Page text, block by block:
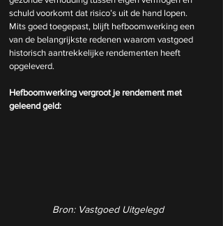
schuld voorkomt dat risico’s uit de hand lopen.
Mits goed toegepast, blijft hefboomwerking een
van de belangrijkste redenen waarom vastgoed
historisch aantrekkelijke rendementen heeft
opgeleverd.
Hefboomwerking vergroot je rendement met
geleend geld:
Bron: Vastgoed Uitgelegd